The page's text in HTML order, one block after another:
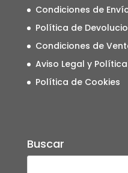
Condiciones de
Política de
Condiciones de
Aviso Legal y
Política de Cookies
Buscar